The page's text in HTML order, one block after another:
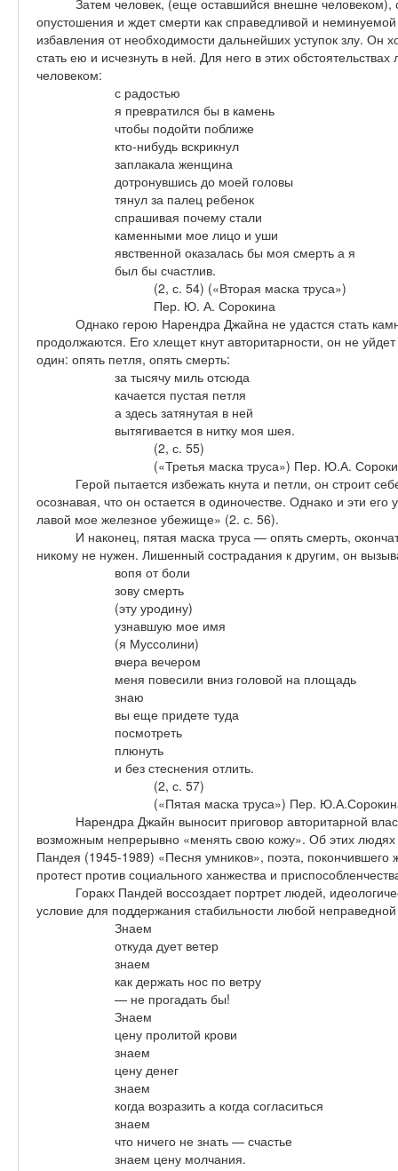
Затем человек, (еще оставшийся внешне человеком),
опустошения и ждет смерти как справедливой и
избавления от необходимости дальнейших уступок злу. Он
стать ею и исчезнуть в ней. Для него в этих
человеком:
с радостью
я превратился бы в камень
чтобы подойти поближе
кто-нибудь вскрикнул
заплакала женщина
дотронувшись до моей головы
тянул за палец ребенок
спрашивая почему стали
каменными мое лицо и уши
явственной оказалась бы моя смерть а я
был бы счастлив.
(2, с. 54) («Вторая маска труса»)
Пер. Ю. А. Сорокина
Однако герою Нарендра Джайна не удастся стать
продолжаются. Его хлещет кнут авторитарности, он не
один: опять петля, опять смерть:
за тысячу миль отсюда
качается пустая петля
а здесь затянутая в ней
вытягивается в нитку моя шея.
(2, с. 55)
(«Третья маска труса») Пер. Ю.А.
Герой пытается избежать кнута и петли, он строит
осознавая, что он остается в одиночестве. Однако и эти
лавой мое железное убежище» (2. с. 56).
И наконец, пятая маска труса — опять смерть,
никому не нужен. Лишенный сострадания к другим, он
вопя от боли
зову смерть
(эту уродину)
узнавшую мое имя
(я Муссолини)
вчера вечером
меня повесили вниз головой на площадь
знаю
вы еще придете туда
посмотреть
плюнуть
и без стеснения отлить.
(2, с. 57)
(«Пятая маска труса») Пер.
Нарендра Джайн выносит приговор авторитарной
возможным непрерывно «менять свою кожу». Об этих людях
Пандея (1945-1989) «Песня умников», поэта,
протест против социального ханжества и
Горакх Пандей воссоздает портрет людей,
условие для поддержания стабильности любой неправедной
Знаем
откуда дует ветер
знаем
как держать нос по ветру
— не прогадать бы!
Знаем
цену пролитой крови
знаем
цену денег
знаем
когда возразить а когда согласиться
знаем
что ничего не знать — счастье
знаем цену молчания.